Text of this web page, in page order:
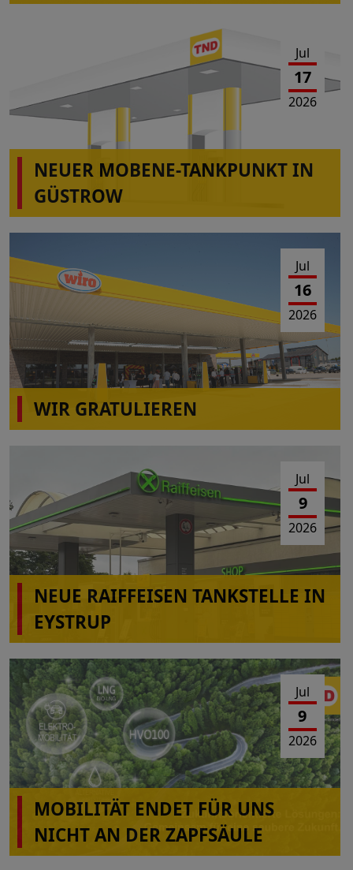
Jul
17
2026
NEUER MOBENE-TANKPUNKT IN
GÜSTROW
Jul
16
2026
WIR GRATULIEREN
wiro Autohof A31 Rhede(Ems)
Jul
9
2026
NEUE RAIFFEISEN TANKSTELLE IN
EYSTRUP
Jul
9
2026
MOBILITÄT ENDET FÜR UNS
NICHT AN DER ZAPFSÄULE